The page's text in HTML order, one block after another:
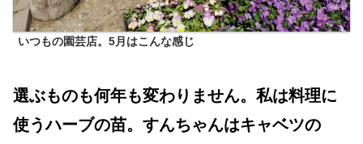
いつもの園芸店。5月はこんな感じ
選ぶものも何年も変わりません。私は料理に
使うハーブの苗。すんちゃんはキャベツの